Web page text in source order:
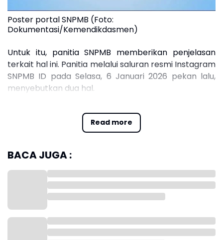
Read more
Poster portal SNPMB (Foto:
Dokumentasi/Kemendikdasmen)
Untuk itu, panitia SNPMB memberikan penjelasan
terkait hal ini. Panitia melalui saluran resmi Instagram
SNPMB ID pada Selasa, 6 Januari 2026 pekan lalu,
menyebutkan dua hal.
Solusi E-mail Aktivasi Akun Tak Kunjung Muncul
Panitia SNPMB menyampaikan, disebabkan adanya
permasalahan pengiriman konfirmasi e-mail aktivasi
Panitia menegaskan siswa yang kemarin menunggu
e-mail konfirmasi. Dipersilakan melakukan registrasi
ulang dengan e-mail yang sama ketika registrasi
sebelumnya.
Bagaimana Jika Ada Kesalahan Data pada Peserta
BACA JUGA :